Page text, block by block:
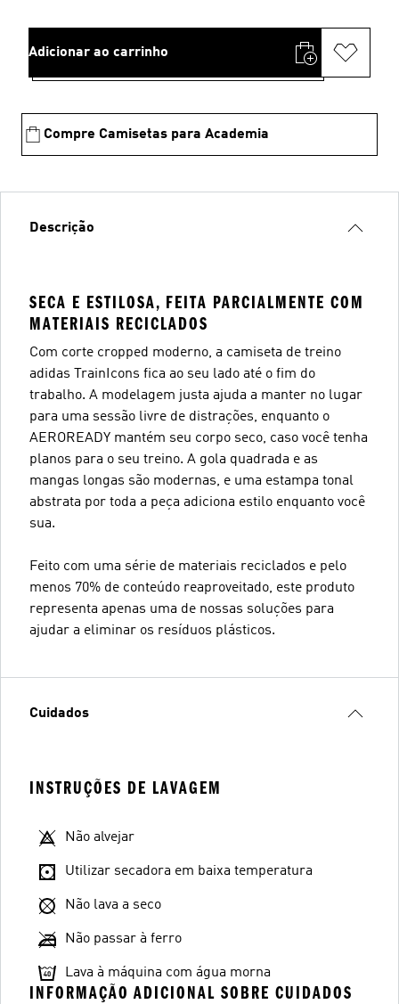
Adicionar ao carrinho
Compre Camisetas para Academia
Descrição
SECA E ESTILOSA, FEITA PARCIALMENTE COM
MATERIAIS RECICLADOS
Com corte cropped moderno, a camiseta de treino
adidas TrainIcons fica ao seu lado até o fim do
trabalho. A modelagem justa ajuda a manter no lugar
para uma sessão livre de distrações, enquanto o
AEROREADY mantém seu corpo seco, caso você tenha
planos para o seu treino. A gola quadrada e as
mangas longas são modernas, e uma estampa tonal
abstrata por toda a peça adiciona estilo enquanto você
sua.
Feito com uma série de materiais reciclados e pelo
menos 70% de conteúdo reaproveitado, este produto
representa apenas uma de nossas soluções para
ajudar a eliminar os resíduos plásticos.
Cuidados
INSTRUÇÕES DE LAVAGEM
Não alvejar
Utilizar secadora em baixa temperatura
Não lava a seco
Não passar à ferro
Lava à máquina com água morna
INFORMAÇÃO ADICIONAL SOBRE CUIDADOS